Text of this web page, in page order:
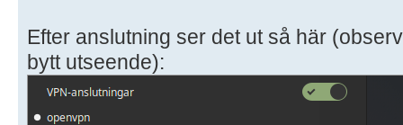
Efter anslutning ser det ut så här
bytt utseende):